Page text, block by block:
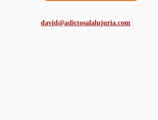
david@adictosalalujuria.com